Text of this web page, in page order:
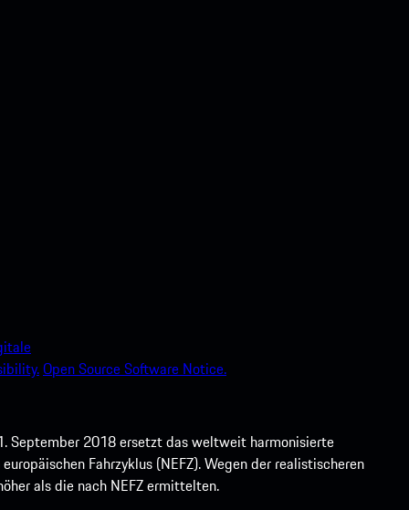
Open Source Software Notice.
September 2018 ersetzt das weltweit harmonisierte
Fahrzyklus (NEFZ). Wegen der realistischeren
als die nach NEFZ ermittelten.